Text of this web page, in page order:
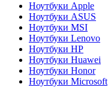
Ноутбуки Apple
Ноутбуки ASUS
Ноутбуки MSI
Ноутбуки Lenovo
Ноутбуки HP
Ноутбуки Huawei
Ноутбуки Honor
Ноутбуки Microsoft